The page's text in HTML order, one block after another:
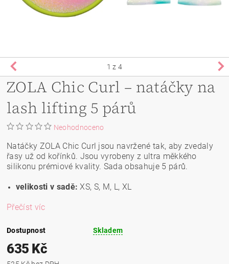
1 z 4
ZOLA Chic Curl – natáčky na
lash lifting 5 párů
Neohodnoceno
Natáčky ZOLA Chic Curl jsou navržené tak, aby zvedaly
řasy už od kořínků. Jsou vyrobeny z ultra měkkého
silikonu prémiové kvality. Sada obsahuje 5 párů.
velikosti v sadě:XS, S, M, L, XL
Přečíst víc
Dostupnost Skladem
635 Kč